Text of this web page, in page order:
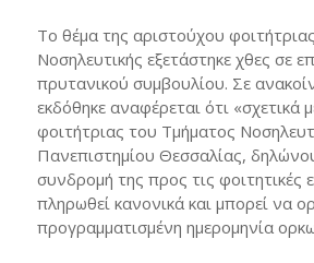
Το θέμα της αριστούχου
Νοσηλευτικής εξετάστηκε χθες σε
πρυτανικού συμβουλίου. Σε
εκδόθηκε αναφέρεται ότι «σχετικά
φοιτήτριας του Τμήματος
Πανεπιστημίου Θεσσαλίας,
συνδρομή της προς τις φοιτητικές
πληρωθεί κανονικά και μπορεί να
προγραμματισμένη ημερομηνία